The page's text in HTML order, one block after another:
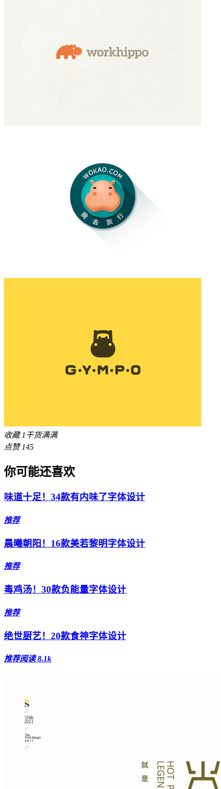
收藏 1干货满满
点赞 145
你可能还喜欢
味道十足！34款有内味了字体设计
推荐
晨曦朝阳！16款美若黎明字体设计
推荐
毒鸡汤！30款负能量字体设计
推荐
绝世厨艺！20款食神字体设计
推荐阅读 8.1k